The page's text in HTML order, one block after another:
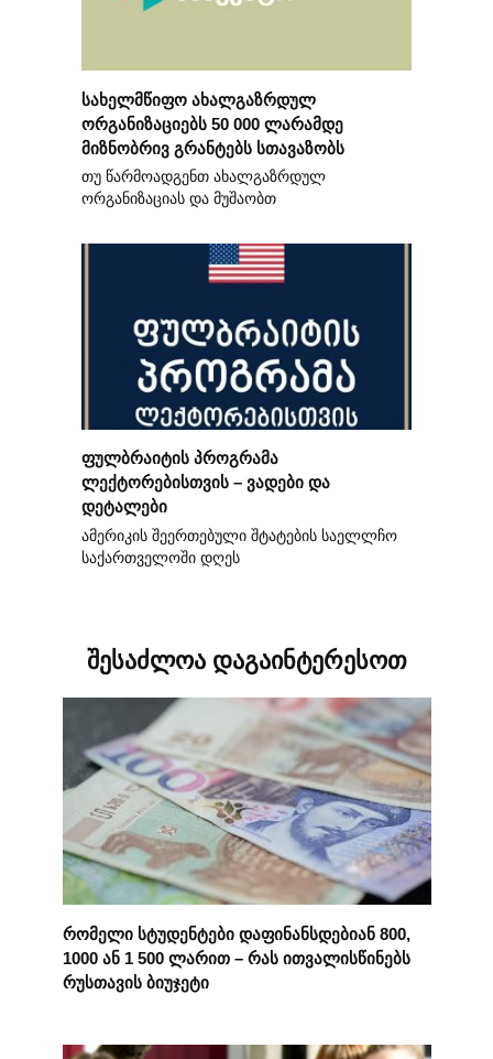
სახელმწიფო ახალგაზრდულ
ორგანიზაციებს 50 000 ლარამდე
მიზნობრივ გრანტებს სთავაზობს
თუ წარმოადგენთ ახალგაზრდულ
ორგანიზაციას და მუშაობთ
ფულბრაიტის პროგრამა
ლექტორებისთვის – ვადები და
დეტალები
ამერიკის შეერთებული შტატების საელლჩო
საქართველოში დღეს
შესაძლოა დაგაინტერესოთ
რომელი სტუდენტები დაფინანსდებიან 800,
1000 ან 1 500 ლარით – რას ითვალისწინებს
რუსთავის ბიუჯეტი